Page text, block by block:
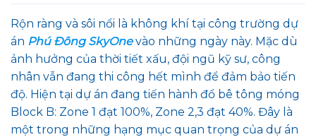
Rộn ràng và sôi nổi là không khí tại công trường dự
án Phú Đông SkyOnevào những ngày này. Mặc dù
ảnh hưởng của thời tiết xấu, đội ngũ kỹ sư, công
nhân vẫn đang thi công hết mình để đảm bảo tiến
độ. Hiện tại dự án đang tiến hành đổ bê tông móng
Block B: Zone 1 đạt 100%, Zone 2,3 đạt 40%. Đây là
một trong những hạng mục quan trọng của dự án